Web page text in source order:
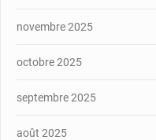
novembre 2025
octobre 2025
septembre 2025
août 2025